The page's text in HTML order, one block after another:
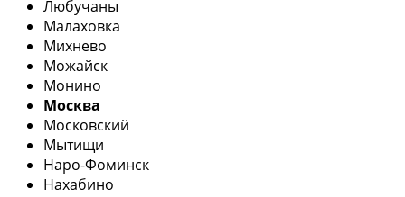
Любучаны
Малаховка
Михнево
Можайск
Монино
Москва
Московский
Мытищи
Наро-Фоминск
Нахабино